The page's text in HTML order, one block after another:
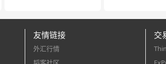
友情链接
外汇行情
交